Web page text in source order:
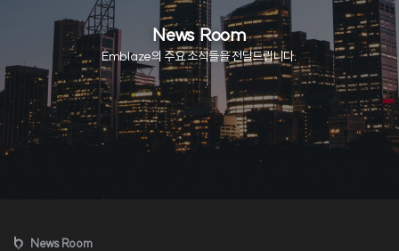
News Room
Emblaze의 주요 소식들을 전달드립니다.
News Room